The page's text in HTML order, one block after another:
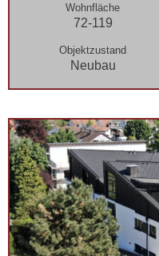
Wohnfläche
72-119
Objektzustand
Neubau